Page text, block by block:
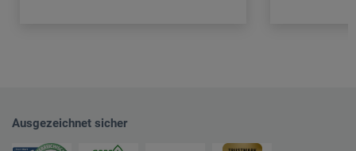
Ausgezeichnet sicher